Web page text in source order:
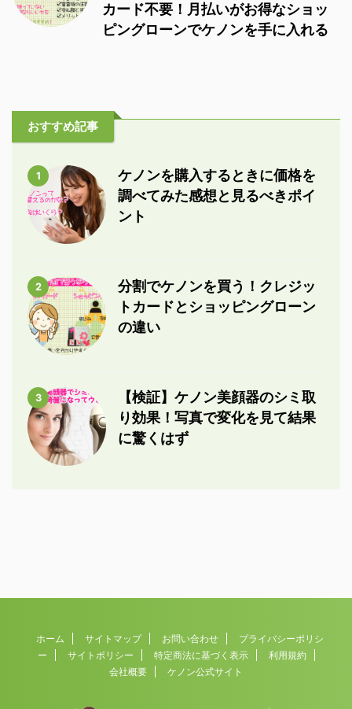
カード不要！月払いがお得なショッ
ピングローンでケノンを手に入れる
おすすめ記事
1
ケノンを購入するときに価格を
調べてみた感想と見るべきポイ
ント
2
分割でケノンを買う！クレジッ
トカードとショッピングローン
の違い
3
【検証】ケノン美顔器のシミ取
り効果！写真で変化を見て結果
に驚くはず
ホーム サイトマップ お問い合わせ
プライバシーポリシ
ー
サイトポリシー 特定商法に基づく表示
利用規約
会社概要
ケノン公式サイト